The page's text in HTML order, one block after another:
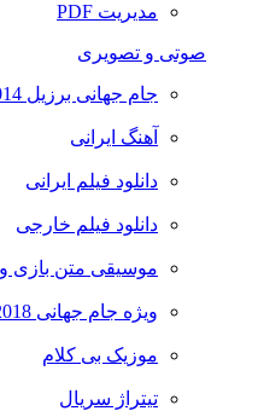
مدیریت PDF
صوتی و تصویری
جام جهانی برزیل 2014
آهنگ ایرانی
دانلود فیلم ایرانی
دانلود فیلم خارجی
موسیقی متن بازی و فیلم
ویژه جام جهانی 2018 روسیه
موزیک بی کلام
تیتراژ سریال